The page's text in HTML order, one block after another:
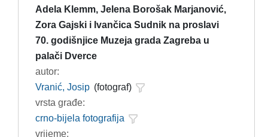
Adela Klemm, Jelena Borošak Marjanović,
Zora Gajski i Ivančica Sudnik na proslavi
70. godišnjice Muzeja grada Zagreba u
palači Dverce
autor:
Vranić, Josip (fotograf)
vrsta građe:
crno-bijela fotografija
vrijeme: